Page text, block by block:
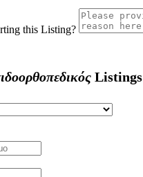
this Listing?
Listings